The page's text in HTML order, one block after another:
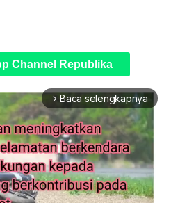
Channel Republika
arrow_forward_ios Baca selengkapnya